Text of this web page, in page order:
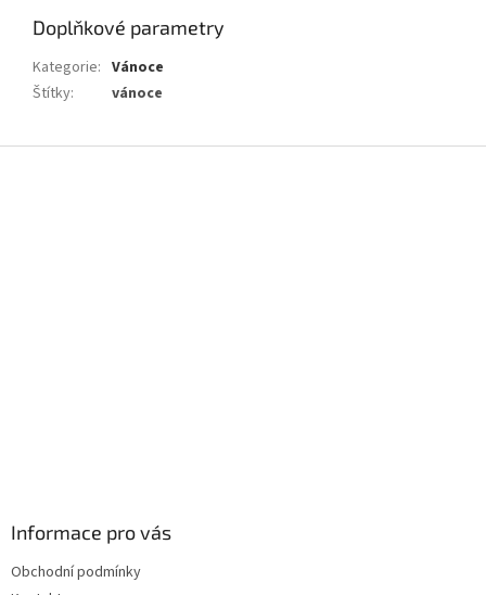
Doplňkové parametry
Kategorie: Vánoce
Štítky: vánoce
Informace pro vás
Obchodní podmínky